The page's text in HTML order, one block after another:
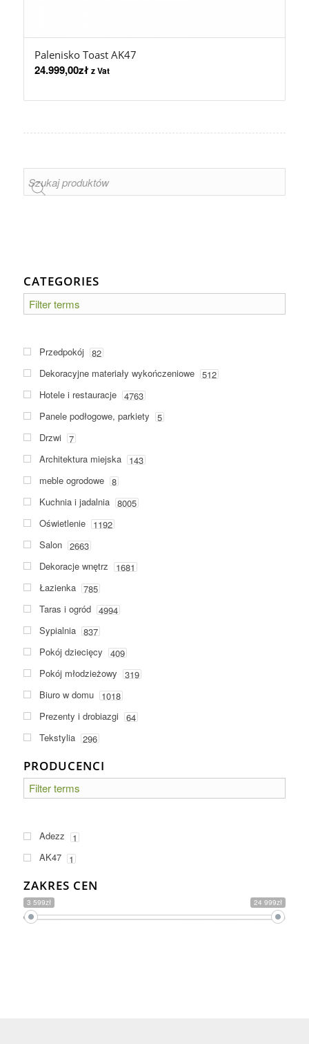
Palenisko Toast AK47
24.999,00zł z Vat
CATEGORIES
Przedpokój
82
Dekoracyjne materiały wykończeniowe 512
Hotele i restauracje 4763
Panele podłogowe, parkiety
5
Drzwi
7
Architektura miejska 143
meble ogrodowe 8
Kuchnia i jadalnia 8005
Oświetlenie 1192
Salon 2663
Dekoracje wnętrz
1681
Łazienka 785
Taras i ogród 4994
Sypialnia 837
Pokój dziecięcy
409
Pokój młodzieżowy
319
Biuro w domu 1018
Prezenty i drobiazgi
64
Tekstylia 296
PRODUCENCI
Adezz
1
AK47 1
ZAKRES CEN
3 599zł 24 999zł